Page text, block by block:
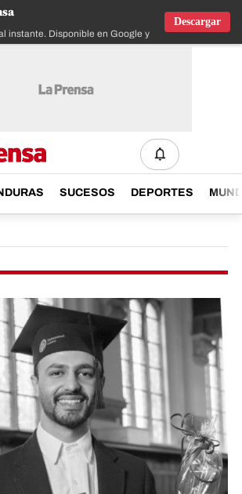
instante. Disponible en Google y IOS
Descargar
SUCESOS DEPORTES